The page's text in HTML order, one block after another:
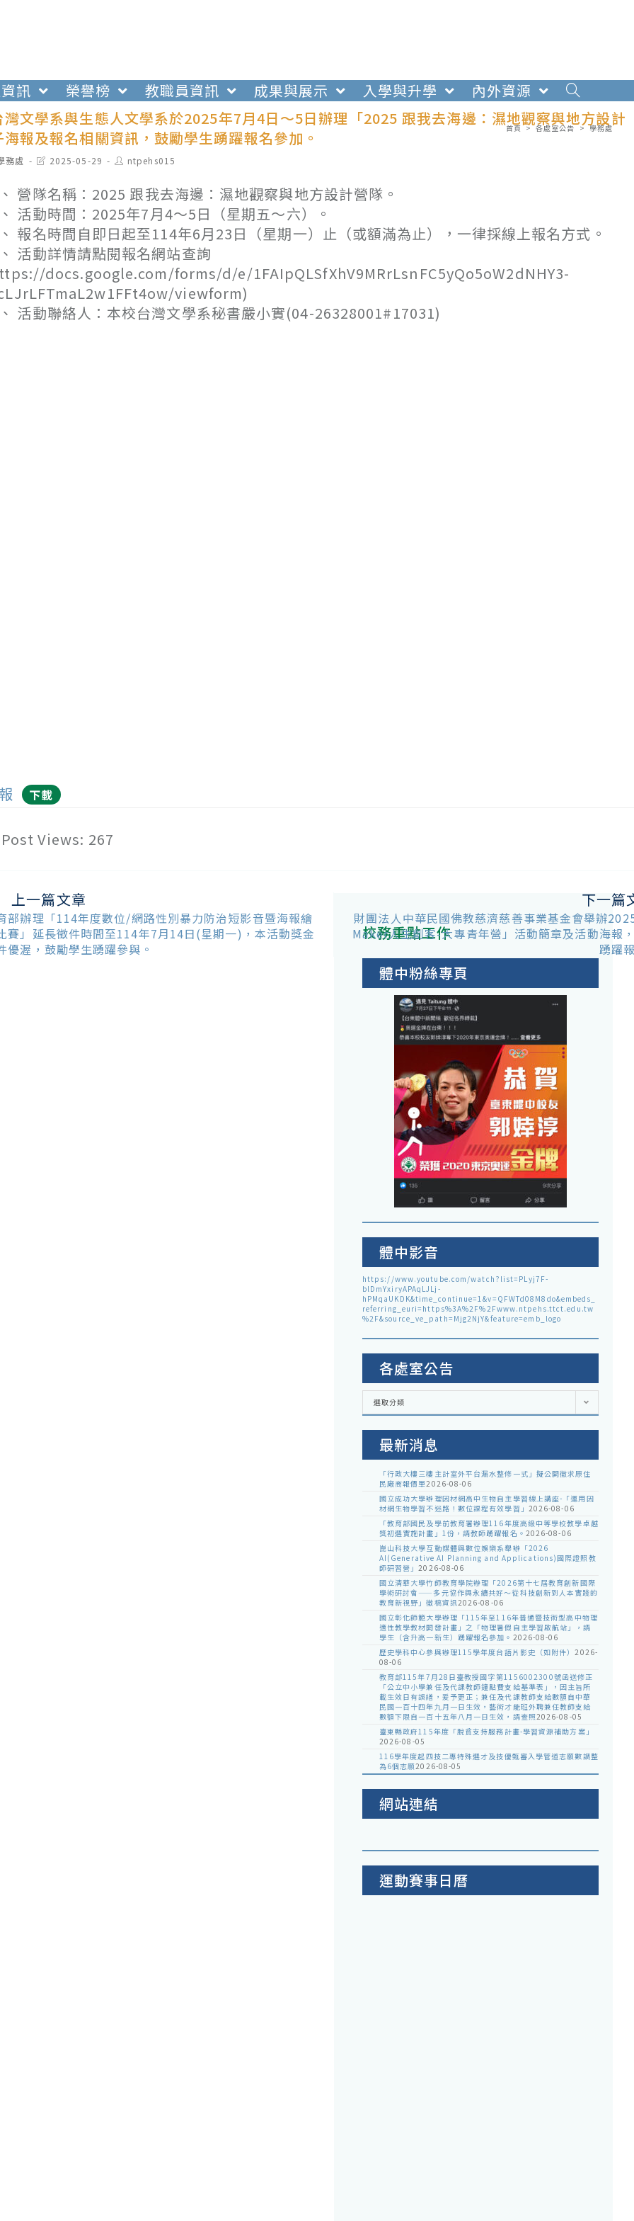
訊 榮譽榜 教職員資訊 成果與展示 入學與升學
內外資源
文學系與生態人文學系於2025年7月4日～5日辦理「2025 跟我去海邊：濕地觀察與地方設計
報及報名相關資訊，鼓勵學生踴躍報名參加。
首頁 > 各處室公告 > 學務處
務處
Post2025-05-29
Post
author:
ntpehs015
營隊名稱：2025 跟我去海邊：濕地觀察與地方設計營隊。
活動時間：2025年7月4～5日（星期五～六）。
報名時間自即日起至114年6月23日（星期一）止（或額滿為止），一律採線上報名方式。
活動詳情請點閱報名網站查詢
docs.google.com/forms/d/e/1FAIpQLSfXhV9MRrLsnFC5yQo5oW2dNHY3-
viewform)
活動聯絡人：本校台灣文學系秘書嚴小實(04-26328001#17031)
下載
Post Views: 267
上一篇文章
部辦理「114年度數位/網路性別暴力防治短影音暨海報繪
賽」延長徵件時間至114年7月14日(星期一)，本活動獎金
優渥，鼓勵學生踴躍參與。
下一篇
財團法人中華民國佛教慈濟慈善事業基金會舉辦
Maker人生創客-大專青年營」活動簡章及活動海報
踴躍
校務重點工作
體中粉絲專頁
體中影音
https://www.youtube.com/watch?list=PLyj7F-
blDmYxiryAPAqLJLj-
hPMqaUKDK&time_continue=1&v=QFWTd08M8do&embeds_
referring_euri=https%3A%2F%2Fwww.ntpehs.ttct.edu.tw
%2F&source_ve_path=Mjg2NjY&feature=emb_logo
各處室公告
各
室
選取分類
最新消息
「行政大樓三樓主計室外平台漏水整修一式」擬公開徵求原住
民廠商報價單2026-08-06
國立成功大學辦理因材網高中生物自主學習線上講座-「運用因
材網生物學習不迷路！數位課程有效學習」 2026-08-06
「教育部國民及學前教育署辦理116年度高級中等學校教學卓越
獎初選實施計畫」1份，請教師踴躍報名。 2026-08-06
崑山科技大學互動媒體與數位娛樂系舉辦「2026
AI(Generative AI Planning and Applications)國際證照教
師研習營」2026-08-06
國立清華大學竹師教育學院辦理「2026第十七屆教育創新國際
學術研討會——多元協作與永續共好～從科技創新到人本實踐的
教育新視野」徵稿資訊2026-08-06
國立彰化師範大學辦理「115年至116年普通暨技術型高中物理
適性教學教材開發計畫」之「物理暑假自主學習啟航站」，請
學生（含升高一新生）踴躍報名參加。 2026-08-06
歷史學科中心參與辦理115學年度台語片影史（如附件）2026-
08-06
教育部115年7月28日臺教授國字第1156002300號函送修正
「公立中小學兼任及代課教師鐘點費支給基準表」，因主旨所
載生效日有誤繕，爰予更正；兼任及代課教師支給數額自中華
民國一百十四年九月一日生效，藝術才能班外聘兼任教師支給
數額下限自一百十五年八月一日生效，請查照2026-08-05
臺東縣政府115年度「脫貧支持服務計畫-學習資源補助方案」
2026-08-05
116學年度起四技二專特殊選才及技優甄審入學管道志願數調整
為6個志願2026-08-05
網站連結
運動賽事日曆